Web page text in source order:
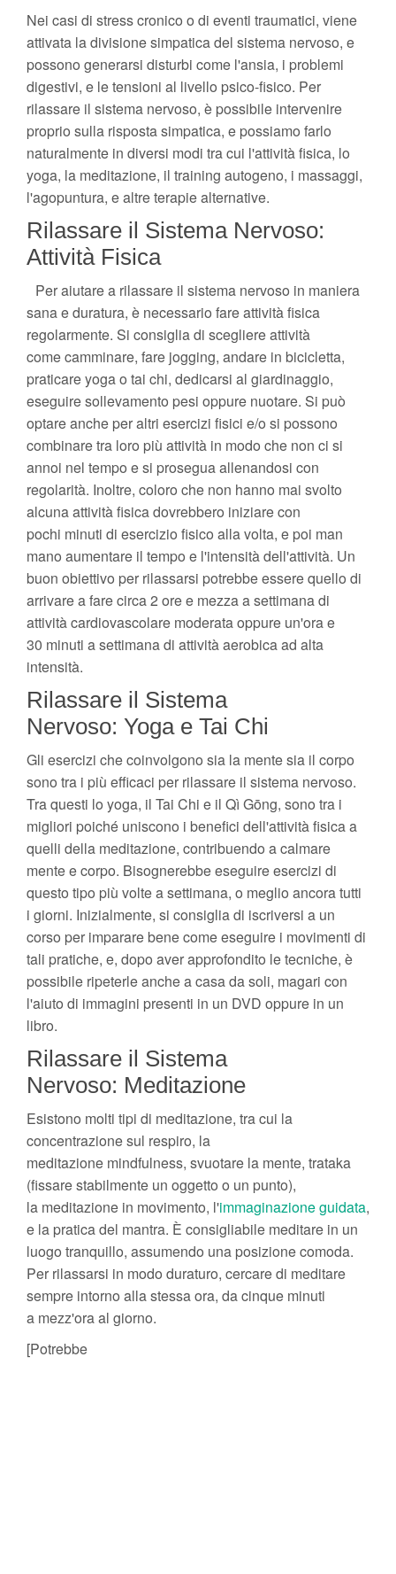
Nei casi di stress cronico o di eventi traumatici, viene
attivata la divisione simpatica del sistema nervoso, e
possono generarsi disturbi come l'ansia, i problemi
digestivi, e le tensioni al livello psico-fisico. Per
rilassare il sistema nervoso, è possibile intervenire
proprio sulla risposta simpatica, e possiamo farlo
naturalmente in diversi modi tra cui l'attività fisica, lo
yoga, la meditazione, il training autogeno, i massaggi,
l'agopuntura, e altre terapie alternative.
Rilassare il Sistema Nervoso:
Attività Fisica
Per aiutare a rilassare il sistema nervoso in maniera
sana e duratura, è necessario fare attività fisica
regolarmente. Si consiglia di scegliere attività
come camminare, fare jogging, andare in bicicletta,
praticare yoga o tai chi, dedicarsi al giardinaggio,
eseguire sollevamento pesi oppure nuotare. Si può
optare anche per altri esercizi fisici e/o si possono
combinare tra loro più attività in modo che non ci si
annoi nel tempo e si prosegua allenandosi con
regolarità. Inoltre, coloro che non hanno mai svolto
alcuna attività fisica dovrebbero iniziare con
pochi minuti di esercizio fisico alla volta, e poi man
mano aumentare il tempo e l'intensità dell'attività. Un
buon obiettivo per rilassarsi potrebbe essere quello di
arrivare a fare circa 2 ore e mezza a settimana di
attività cardiovascolare moderata oppure un'ora e
30 minuti a settimana di attività aerobica ad alta
intensità.
Rilassare il Sistema
Nervoso: Yoga e Tai Chi
Gli esercizi che coinvolgono sia la mente sia il corpo
sono tra i più efficaci per rilassare il sistema nervoso.
Tra questi lo yoga, il Tai Chi e il Qì Gōng, sono tra i
migliori poiché uniscono i benefici dell'attività fisica a
quelli della meditazione, contribuendo a calmare
mente e corpo. Bisognerebbe eseguire esercizi di
questo tipo più volte a settimana, o meglio ancora tutti
i giorni. Inizialmente, si consiglia di iscriversi a un
corso per imparare bene come eseguire i movimenti di
tali pratiche, e, dopo aver approfondito le tecniche, è
possibile ripeterle anche a casa da soli, magari con
l'aiuto di immagini presenti in un DVD oppure in un
libro.
Rilassare il Sistema
Nervoso: Meditazione
Esistono molti tipi di meditazione, tra cui la
concentrazione sul respiro, la
meditazione mindfulness, svuotare la mente, trataka
(fissare stabilmente un oggetto o un punto),
la meditazione in movimento, l'immaginazione guidata,
e la pratica del mantra. È consigliabile meditare in un
luogo tranquillo, assumendo una posizione comoda.
Per rilassarsi in modo duraturo, cercare di meditare
sempre intorno alla stessa ora, da cinque minuti
a mezz'ora al giorno.
[Potrebbe